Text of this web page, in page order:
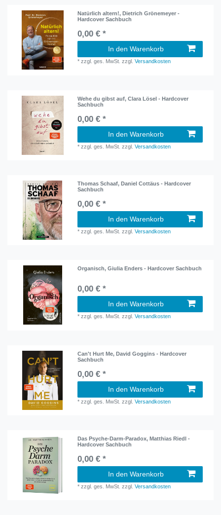
Natürlich altern!, Dietrich Grönemeyer -
Hardcover Sachbuch
0,00 € *
In den Warenkorb
*zzgl. ges. MwSt. zzgl.Versandkosten
Wehe du gibst auf, Clara Lösel - Hardcover
Sachbuch
0,00 € *
In den Warenkorb
*zzgl. ges. MwSt. zzgl.Versandkosten
Thomas Schaaf, Daniel Cottäus - Hardcover
Sachbuch
0,00 € *
In den Warenkorb
*zzgl. ges. MwSt. zzgl.Versandkosten
Organisch, Giulia Enders - Hardcover Sachbuch
0,00 € *
In den Warenkorb
*zzgl. ges. MwSt. zzgl.Versandkosten
Can't Hurt Me, David Goggins - Hardcover
Sachbuch
0,00 € *
In den Warenkorb
*zzgl. ges. MwSt. zzgl.Versandkosten
Das Psyche-Darm-Paradox, Matthias Riedl -
Hardcover Sachbuch
0,00 € *
In den Warenkorb
*zzgl. ges. MwSt. zzgl.Versandkosten